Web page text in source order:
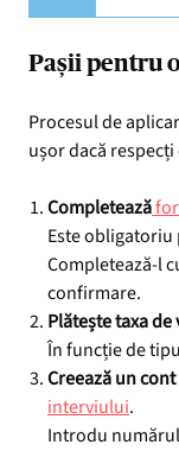
Pașii pentru
Procesul de
ușor dacă respecți
Completează
Este
Completează-l
confirmare.
Plătește taxa de
În funcție de
Creează un
interviului.
Introdu